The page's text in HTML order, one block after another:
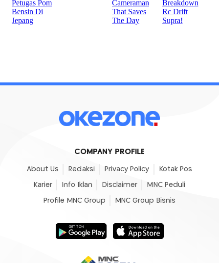
COMPANY PROFILE
About Us Redaksi Privacy Policy Kotak Pos
Karier Info Iklan Disclaimer MNC Peduli
Profile MNC Group MNC Group Bisnis